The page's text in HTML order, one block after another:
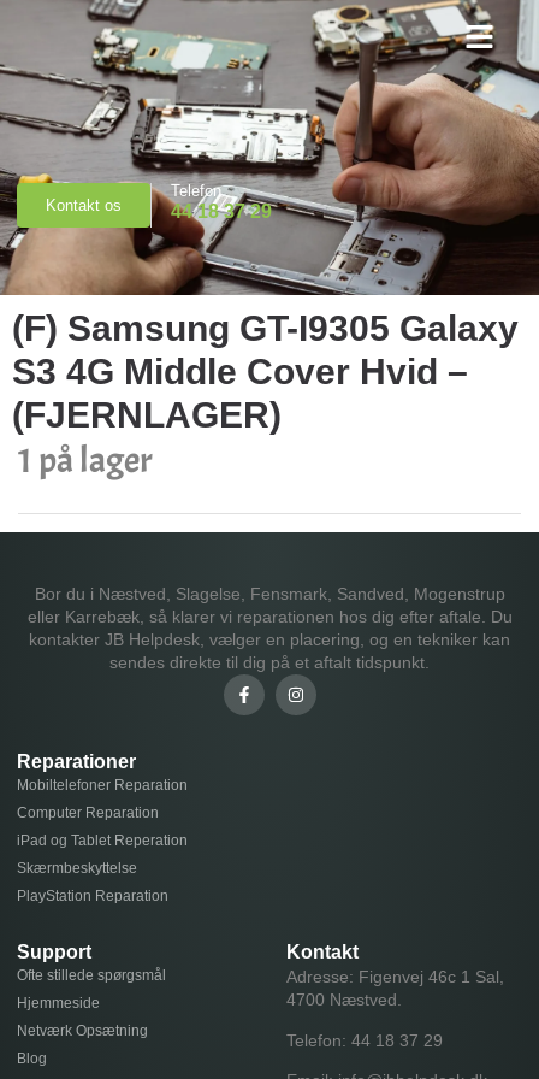
Kontakt os
Telefon
44 18 37 29
(F) Samsung GT-I9305 Galaxy
S3 4G Middle Cover Hvid –
(FJERNLAGER)
1 på lager
Bor du i Næstved, Slagelse, Fensmark, Sandved, Mogenstrup
eller Karrebæk, så klarer vi reparationen hos dig efter aftale. Du
kontakter JB Helpdesk, vælger en placering, og en tekniker kan
sendes direkte til dig på et aftalt tidspunkt.
Reparationer
Mobiltelefoner Reparation
Computer Reparation
iPad og Tablet Reperation
Skærmbeskyttelse
PlayStation Reparation
Support
Ofte stillede spørgsmål
Hjemmeside
Netværk Opsætning
Blog
Kontakt
Adresse: Figenvej 46c 1 Sal,
4700 Næstved.
Telefon: 44 18 37 29